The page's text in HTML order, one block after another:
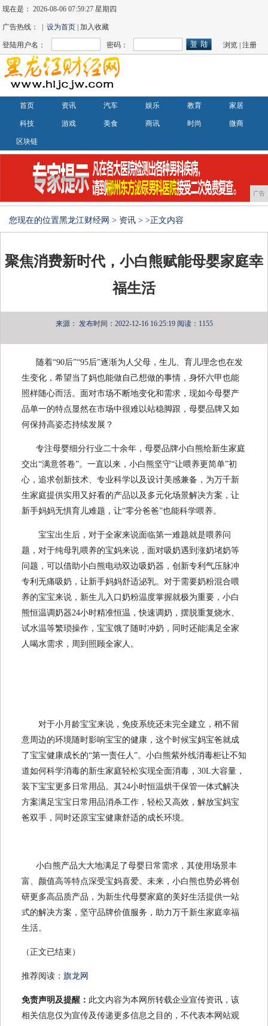
现在是：2026-08-06 07:59:27 星期四
广告热线： |设为首页 | 加入收藏
登陆用户名： 密码： 浏览 |注册
首页 资讯 汽车 娱乐 教育 家居
科技 游戏 美食 商讯 时尚 微商
区块链
广告
您现在的位置黑龙江财经网 > 资讯 > >正文内容
聚焦消费新时代，小白熊赋能母婴家庭幸
福生活
来源： 发布时间：2022-12-16 16:25:19 阅读：1155
随着“90后”“95后”逐渐为人父母，生儿、育儿理念也在发
生变化， 希望当了妈也能做自己想做的事情，身怀六甲也能
照样随心而活。面对市场不断地变化和需求，现如今母婴产
品单一的特点显然在市场中很难以站稳脚跟，母婴品牌又如
何保持高姿态持续发展？
专注母婴细分行业二十余年，母婴品牌小白熊给新生家庭
交出“满意答卷”。一直以来，小白熊坚守“让喂养更简单”初
心，追求创新技术、专业科学以及设计美感兼备，为万千新
生家庭提供实用又好看的产品以及多元化场景解决方案，让
新手妈妈无惧育儿难题，让“零分爸爸”也能科学喂养。
宝宝出生后，对于全家来说面临第一难题就是喂养问
题，对于纯母乳喂养的宝妈来说，面对吸奶遇到涨奶堵奶等
问题，可以借助小白熊电动双边吸奶器，创新专利气压脉冲
专利无痛吸奶 ，让新手妈妈舒适泌乳。对于需要奶粉混合喂
养的宝宝来说，新生儿入口奶粉温度掌握就极为重要，小白
熊恒温调奶器24小时精准恒温，快速调奶，摆脱重复烧水、
试水温等繁琐操作，宝宝饿了随时冲奶，同时还能满足全家
人喝水需求，周到照顾全家人。
对于小月龄宝宝来说，免疫系统还未完全建立，稍不留
意周边的环境随时影响宝宝的健康，这个时候宝妈宝爸就成
了宝宝健康成长的“第一责任人”。小白熊紫外线消毒柜让不知
道如何科学消毒的新生家庭轻松实现全面消毒， 30L大容量，
装下宝宝更多 日常用品。其24小时恒温烘干保管一体式解决
方案满足宝宝日常用品消杀工作，轻松又高效，解放宝妈宝
爸双手，同时还原宝宝健康舒适的成长环境。
小白熊产品大大地满足了母婴日常需求，其使用场景丰
富、颜值高等特点深受宝妈喜爱。未来，小白熊也势必将创
研更多高品质产品，为新生代母婴家庭的美好生活提供一站
式的解决方案，坚守品牌价值服务，助力万千新生家庭幸福
生活。
（正文已结束）
推荐阅读： 旗龙网
免责声明及提醒： 此文内容为本网所转载企业宣传资讯，该
相关信息仅为宣传及传递更多信息之目的，不代表本网站观